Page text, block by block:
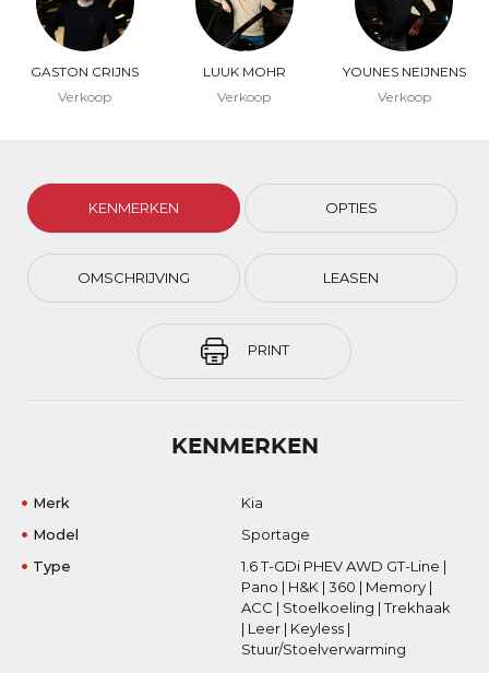
GASTON CRIJNS
Verkoop
LUUK MOHR
Verkoop
YOUNES NEIJNENS
Verkoop
KENMERKEN OPTIES
OMSCHRIJVING LEASEN
PRINT
KENMERKEN
Merk
Kia
Model
Sportage
Type
1.6 T-GDi PHEV AWD GT-Line |
Pano | H&K | 360 | Memory |
ACC | Stoelkoeling | Trekhaak
| Leer | Keyless |
Stuur/Stoelverwarming